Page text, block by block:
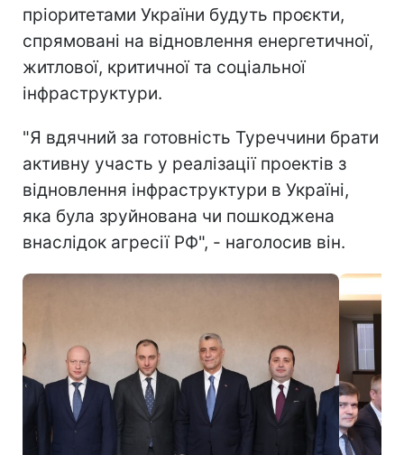
пріоритетами України будуть проєкти,
спрямовані на відновлення енергетичної,
житлової, критичної та соціальної
інфраструктури.
"Я вдячний за готовність Туреччини брати
активну участь у реалізації проектів з
відновлення інфраструктури в Україні,
яка була зруйнована чи пошкоджена
внаслідок агресії РФ", - наголосив він.